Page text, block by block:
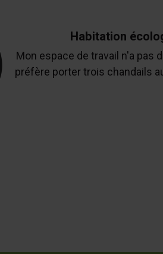
Habitation
Mon espace de travail n'a pas
préfère porter trois chandails